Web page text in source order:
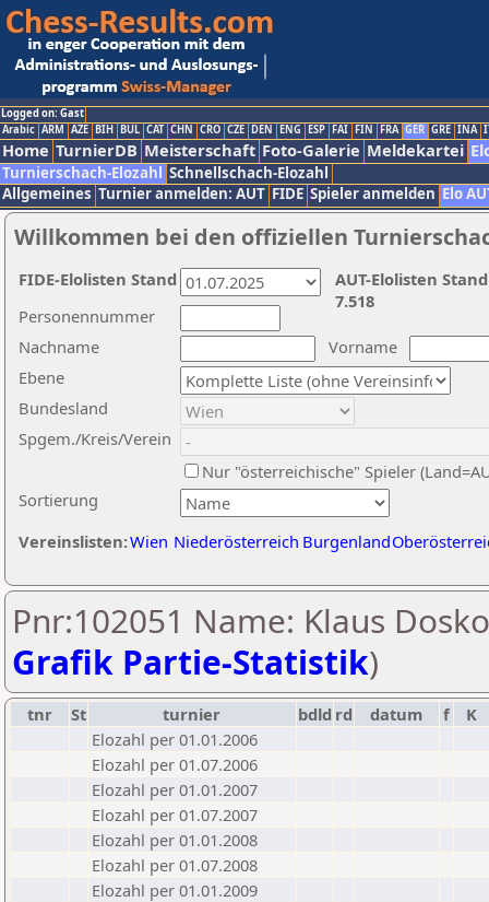
Logged on: Gast
Arabic ARM AZE BIH BUL CAT CHN CRO CZE DEN ENG ESP FAI FIN FRA GER GRE INA
Home TurnierDB Meisterschaft Foto-Galerie Meldekartei
Turnierschach-Elozahl Schnellschach-Elozahl
Allgemeines Turnier anmelden: AUT FIDE Spieler anmelden Elo
Willkommen bei den offiziellen
Nachname
Vorname
Ebene
Sortierung
Personennummer
Bundesland
Spgem./Kreis/Verein
Nur "österreichische" Spieler
Vereinslisten:Wien Niederösterreich Burgenland
AUT-Elolisten
7.518
FIDE-Elolisten Stand
Pnr:102051 Name: Klaus
Grafik Partie-Statistik)
tnr St turnier bdld rd datum f
K
Elozahl per 01.01.2006
Elozahl per 01.07.2006
Elozahl per 01.01.2007
Elozahl per 01.07.2007
Elozahl per 01.01.2008
Elozahl per 01.07.2008
Elozahl per 01.01.2009